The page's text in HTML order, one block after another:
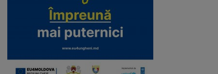
Galerii
foto
Administrație